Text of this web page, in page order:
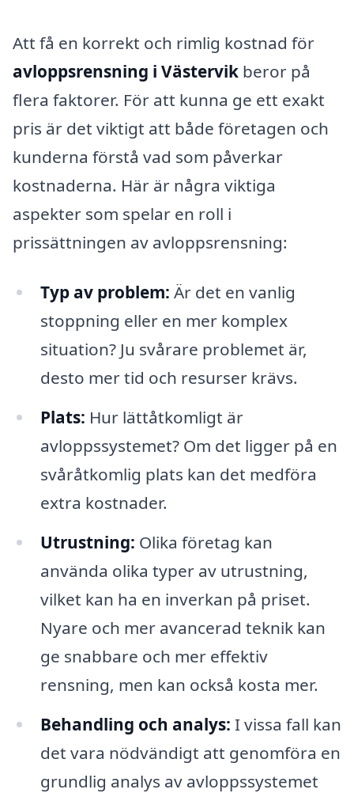
Att få en korrekt och rimlig kostnad för
avloppsrensning i Västervik beror på
flera faktorer. För att kunna ge ett exakt
pris är det viktigt att både företagen och
kunderna förstå vad som påverkar
kostnaderna. Här är några viktiga
aspekter som spelar en roll i
prissättningen av avloppsrensning:
Typ av problem: Är det en vanlig
stoppning eller en mer komplex
situation? Ju svårare problemet är,
desto mer tid och resurser krävs.
Plats: Hur lättåtkomligt är
avloppssystemet? Om det ligger på en
svåråtkomlig plats kan det medföra
extra kostnader.
Utrustning: Olika företag kan
använda olika typer av utrustning,
vilket kan ha en inverkan på priset.
Nyare och mer avancerad teknik kan
ge snabbare och mer effektiv
rensning, men kan också kosta mer.
Behandling och analys: I vissa fall kan
det vara nödvändigt att genomföra en
grundlig analys av avloppssystemet